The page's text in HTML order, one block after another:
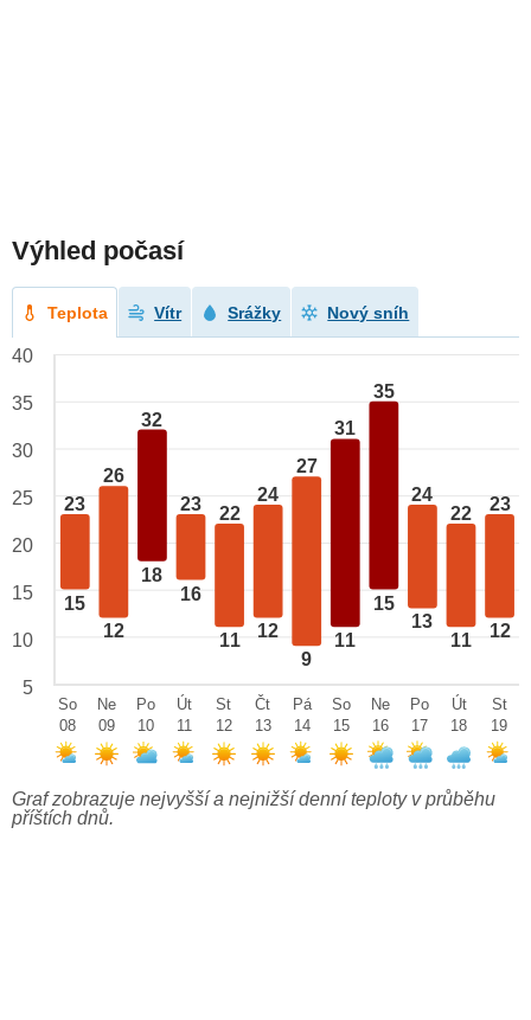
Výhled počasí
Teplota Vítr Srážky Nový sníh
23
15
26
12
32
18
23
16
22
11
24
12
27
9
31
11
35
15
24
13
22
11
23
12
40
35
30
25
20
15
10
5
So
08
Ne
09
Po
10
Út
11
St
12
Čt
13
Pá
14
So
15
Ne
16
Po
17
Út
18
St
19
Graf zobrazuje nejvyšší a nejnižší denní teploty v průběhu
příštích dnů.